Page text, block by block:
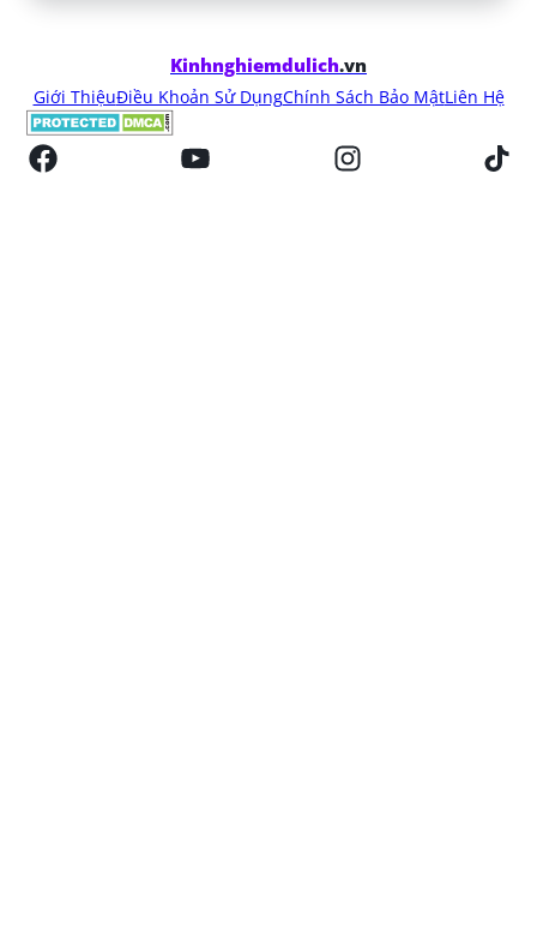
Kinhnghiemdulich.vn
Giới ThiệuĐiều Khoản Sử DụngChính Sách Bảo MậtLiên Hệ